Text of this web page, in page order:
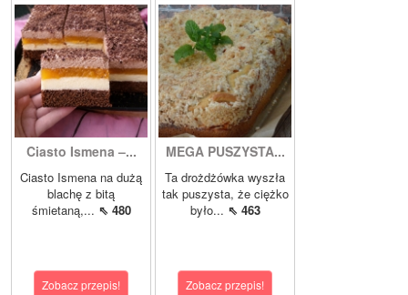
Ciasto Ismena –...
Ciasto Ismena na dużą
blachę z bitą
śmietaną,... ⇖ 480
Zobacz przepis!
MEGA PUSZYSTA...
Ta drożdżówka wyszła
tak puszysta, że ciężko
było... ⇖ 463
Zobacz przepis!